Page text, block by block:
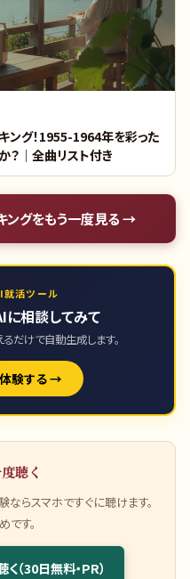
ング！1955-1964年を彩った
？｜全曲リスト付き
ングをもう一度見る →
就活ツール
に相談してみて
だけで自動生成します。
験する →
聴く
ならスマホですぐに聴けます。
す。
30日無料・PR）